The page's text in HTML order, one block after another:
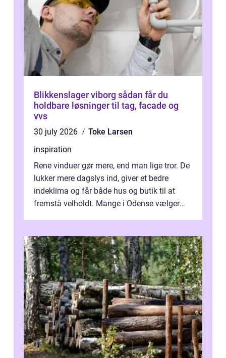
Blikkenslager viborg sådan får du
holdbare løsninger til tag, facade og
vvs
30 july 2026
Toke Larsen
inspiration
Rene vinduer gør mere, end man lige tror. De
lukker mere dagslys ind, giver et bedre
indeklima og får både hus og butik til at
fremstå velholdt. Mange i Odense vælger